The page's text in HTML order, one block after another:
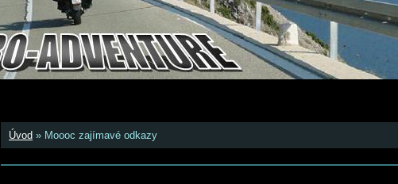
Úvod » Moooc zajímavé odkazy